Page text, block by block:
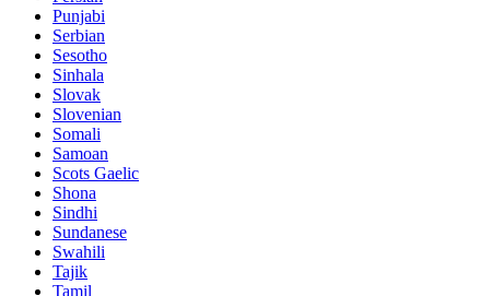
Punjabi
Serbian
Sesotho
Sinhala
Slovak
Slovenian
Somali
Samoan
Scots Gaelic
Shona
Sindhi
Sundanese
Swahili
Tajik
Tamil